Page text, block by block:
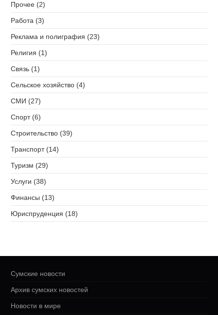
Прочее (2)
Работа (3)
Реклама и полиграфия (23)
Религия (1)
Связь (1)
Сельское хозяйство (4)
СМИ (27)
Спорт (6)
Строительство (39)
Транспорт (14)
Туризм (29)
Услуги (38)
Финансы (13)
Юриспруденция (18)
Сумские новости
Архив сумских новостей
Новости в мире